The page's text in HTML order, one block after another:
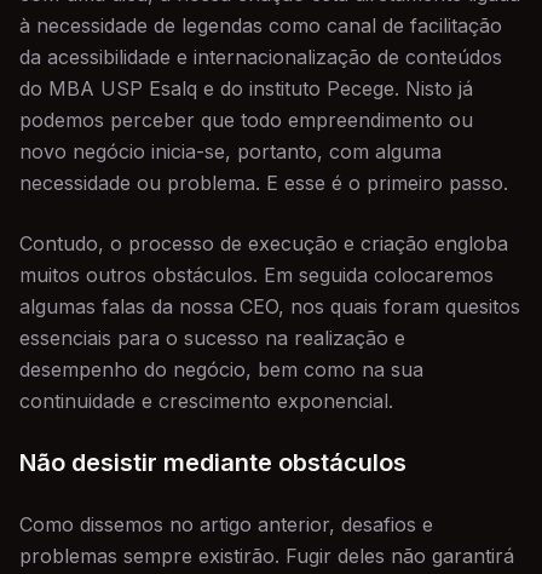
à necessidade de legendas como canal de facilitação
da acessibilidade e internacionalização de conteúdos
do MBA USP Esalq e do instituto Pecege. Nisto já
podemos perceber que todo empreendimento ou
novo negócio inicia-se, portanto, com alguma
necessidade ou problema. E esse é o primeiro passo.
Contudo, o processo de execução e criação engloba
muitos outros obstáculos. Em seguida colocaremos
algumas falas da nossa CEO, nos quais foram quesitos
essenciais para o sucesso na realização e
desempenho do negócio, bem como na sua
continuidade e crescimento exponencial.
Não desistir mediante obstáculos
Como dissemos no artigo anterior, desafios e
problemas sempre existirão. Fugir deles não garantirá